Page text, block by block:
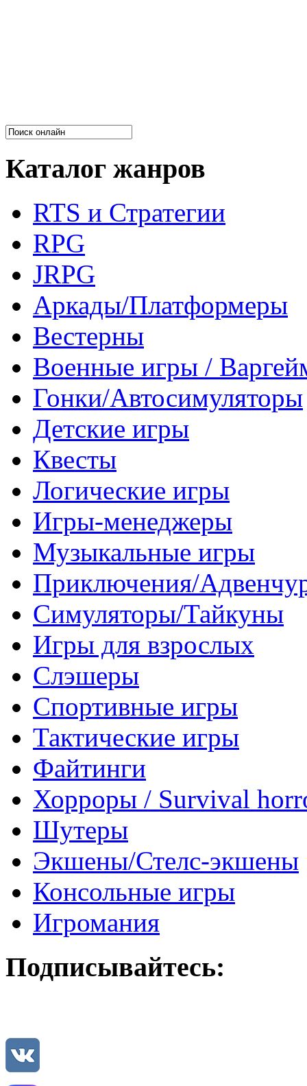
Каталог жанров
RTS и Стратегии
RPG
JRPG
Аркады/Платформеры
Вестерны
Военные игры /
Гонки/Автосимуляторы
Детские игры
Квесты
Логические игры
Игры-менеджеры
Музыкальные игры
Приключения/
Симуляторы/Тайкуны
Игры для взрослых
Слэшеры
Спортивные игры
Тактические игры
Файтинги
Хорроры / Survival
Шутеры
Экшены/Стелс-экшены
Консольные игры
Игромания
Подписывайтесь: